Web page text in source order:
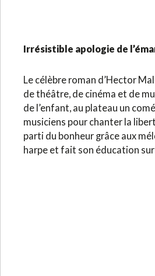
Irrésistible apologie de
Le célèbre roman d’Hector
de théâtre, de cinéma et de
de l’enfant, au plateau un
musiciens pour chanter la
parti du bonheur grâce aux
harpe et fait son éducation sur